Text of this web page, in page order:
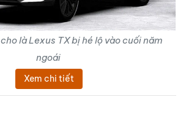
là Lexus TX bị hé lộ vào cuối năm
ngoái
Xem chi tiết